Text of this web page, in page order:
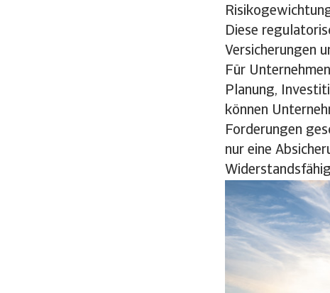
Diese
Versicherungen
Für
Planung,
können
Forderungen
nur eine